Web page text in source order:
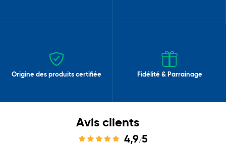
Origine des produits certifiée Fidélité & Parrainage
Avis clients
4,9/5